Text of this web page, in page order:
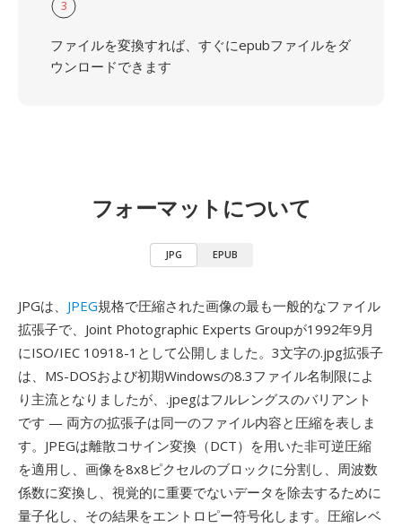
3
ファイルを変換すれば、すぐにepubファイルをダ
ウンロードできます
フォーマットについて
JPG EPUB
JPGは、 JPEG規格で圧縮された画像の最も一般的なファイル
拡張子で、Joint Photographic Experts Groupが1992年9月
にISO/IEC 10918-1として公開しました。3文字の.jpg拡張子
は、MS-DOSおよび初期Windowsの8.3ファイル名制限によ
り主流となりましたが、.jpegはフルレングスのバリアント
です — 両方の拡張子は同一のファイル内容と圧縮を表しま
す。JPEGは離散コサイン変換（DCT）を用いた非可逆圧縮
を適用し、画像を8x8ピクセルのブロックに分割し、周波数
係数に変換し、視覚的に重要でないデータを除去するために
量子化し、その結果をエントロピー符号化します。圧縮レベ